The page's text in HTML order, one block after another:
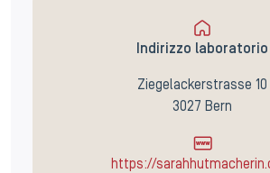
Indirizzo laboratorio
Ziegelackerstrasse 10
3027 Bern
https://